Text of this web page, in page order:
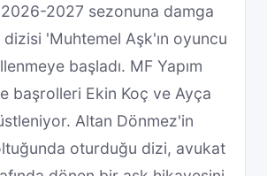
2027 sezonuna damga
'Muhtemel Aşk'ın oyuncu
başladı. MF Yapım
başrolleri Ekin Koç ve Ayça
Altan Dönmez'in
oturduğu dizi, avukat